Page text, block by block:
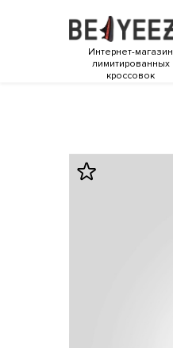
Интернет-магазин
лимитированных
кроссовок